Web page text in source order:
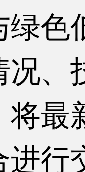
绿色
况、
将最
进行